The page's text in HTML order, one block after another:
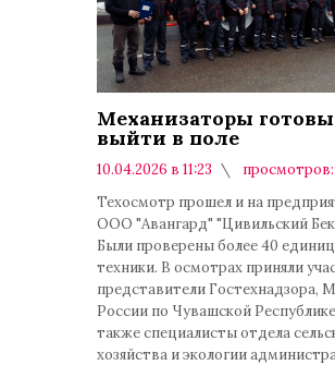
Механизаторы готовы
выйти в поле
10.04.2026 в 11:23
просмотров:
Техосмотр прошел и на
ООО "Авангард" "Цивильский
Были проверены более 40 единиц
техники. В осмотрах приняли
представители Гостехнадзора,
России по Чувашской
также специалисты отдела
хозяйства и экологии